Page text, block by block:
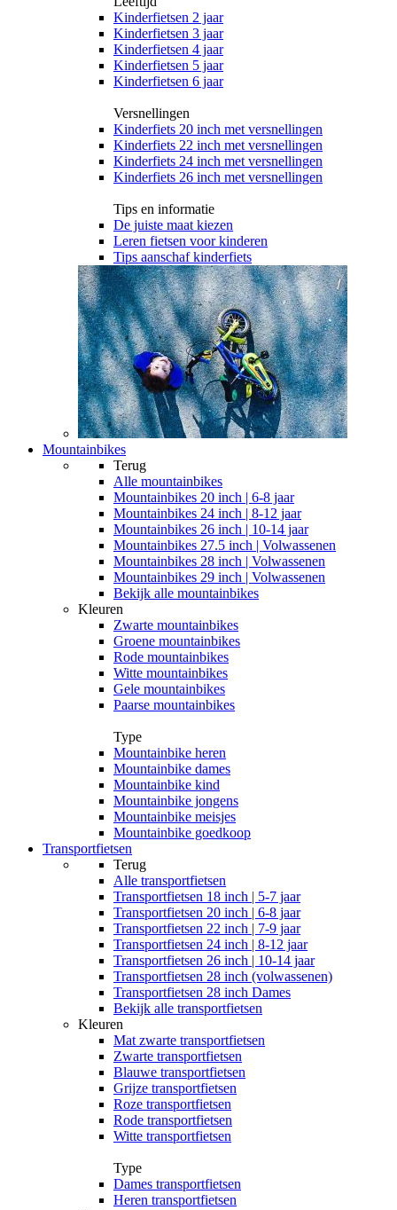
Kinderfietsen 2 jaar
Kinderfietsen 3 jaar
Kinderfietsen 4 jaar
Kinderfietsen 5 jaar
Kinderfietsen 6 jaar
Versnellingen
Kinderfiets 20 inch met versnellingen
Kinderfiets 22 inch met versnellingen
Kinderfiets 24 inch met versnellingen
Kinderfiets 26 inch met versnellingen
Tips en informatie
De juiste maat kiezen
Leren fietsen voor kinderen
Tips aanschaf kinderfiets
Mountainbikes
Terug
Alle mountainbikes
Mountainbikes 20 inch | 6-8 jaar
Mountainbikes 24 inch | 8-12 jaar
Mountainbikes 26 inch | 10-14 jaar
Mountainbikes 27.5 inch | Volwassenen
Mountainbikes 28 inch | Volwassenen
Mountainbikes 29 inch | Volwassenen
Bekijk alle mountainbikes
Kleuren
Zwarte mountainbikes
Groene mountainbikes
Rode mountainbikes
Witte mountainbikes
Gele mountainbikes
Paarse mountainbikes
Type
Mountainbike heren
Mountainbike dames
Mountainbike kind
Mountainbike jongens
Mountainbike meisjes
Mountainbike goedkoop
Transportfietsen
Terug
Alle transportfietsen
Transportfietsen 18 inch | 5-7 jaar
Transportfietsen 20 inch | 6-8 jaar
Transportfietsen 22 inch | 7-9 jaar
Transportfietsen 24 inch | 8-12 jaar
Transportfietsen 26 inch | 10-14 jaar
Transportfietsen 28 inch (volwassenen)
Transportfietsen 28 inch Dames
Bekijk alle transportfietsen
Kleuren
Mat zwarte transportfietsen
Zwarte transportfietsen
Blauwe transportfietsen
Grijze transportfietsen
Roze transportfietsen
Rode transportfietsen
Witte transportfietsen
Type
Dames transportfietsen
Heren transportfietsen